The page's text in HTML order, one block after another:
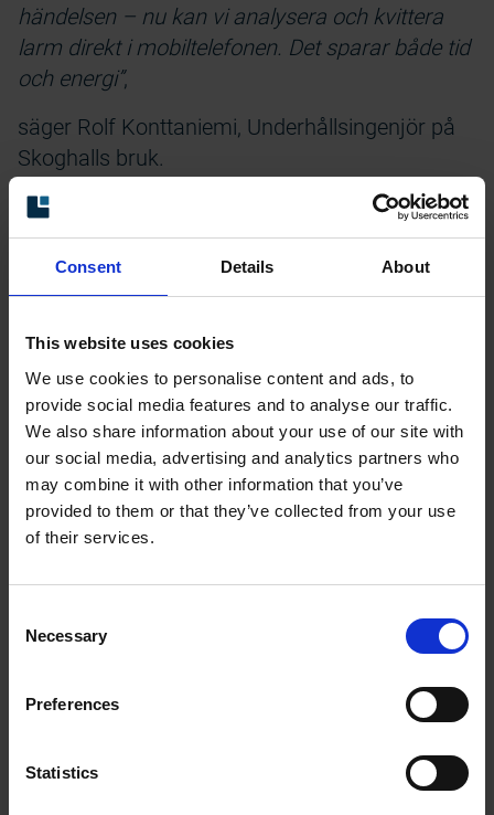
Consent Details About
This website uses cookies
We use cookies to personalise content and ads, to
provide social media features and to analyse our traffic.
We also share information about your use of our site with
our social media, advertising and analytics partners who
may combine it with other information that you’ve
provided to them or that they’ve collected from your use
of their services.
Selection
Necessary
Preferences
Statistics
händelsen – nu kan vi analysera och kvittera
larm direkt i mobiltelefonen. Det sparar både tid
och energi”,
säger Rolf Konttaniemi, Underhållsingenjör på
Skoghalls bruk.
mobil åtkomst
Skoghalls bruk är inte bara en
innovation inom hållbar förpackning. Med
investeringar i ny teknik och ett tydligt fokus på